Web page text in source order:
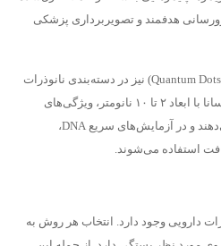
هدفمند و تصویربرداری پزشکی
علاوه بر این، نقطه‌های کوانتومی (Quantum Dots) نیز در دسته‌بندی نانوذرات
قرار می‌گیرند. این نانوذرات نیمه‌رسانا با ابعاد ۲ تا ۱۰ نانومتر، ویژگی‌های
نوری و الکترونیکی خاصی ارائه می‌دهند و در آزمایش‌های سریع DNA،
استفاده می‌شوند.
دارویی وجود دارد. انتخاب هر روش به